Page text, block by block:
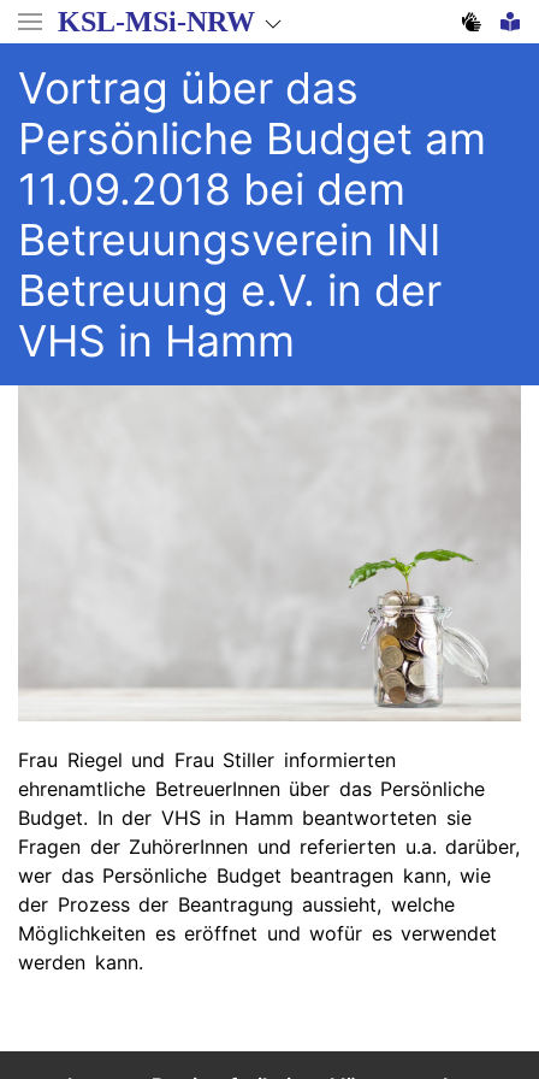
Direkt
zum
Inhalt
KSL-MSi-NRW
Vortrag über das
Persönliche Budget am
11.09.2018 bei dem
Betreuungsverein INI
Betreuung e.V. in der
VHS in Hamm
Frau Riegel und Frau Stiller informierten
ehrenamtliche BetreuerInnen über das Persönliche
Budget. In der VHS in Hamm beantworteten sie
Fragen der ZuhörerInnen und referierten u.a. darüber,
wer das Persönliche Budget beantragen kann, wie
der Prozess der Beantragung aussieht, welche
Möglichkeiten es eröffnet und wofür es verwendet
werden kann.